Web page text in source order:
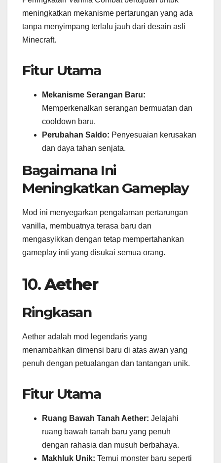
meningkatkan mekanisme pertarungan yang ada
tanpa menyimpang terlalu jauh dari desain asli
Minecraft.
Fitur Utama
Mekanisme Serangan Baru:
Memperkenalkan serangan bermuatan dan
cooldown baru.
Perubahan Saldo: Penyesuaian kerusakan
dan daya tahan senjata.
Bagaimana Ini
Meningkatkan Gameplay
Mod ini menyegarkan pengalaman pertarungan
vanilla, membuatnya terasa baru dan
mengasyikkan dengan tetap mempertahankan
gameplay inti yang disukai semua orang.
10.Aether
Ringkasan
Aether adalah mod legendaris yang
menambahkan dimensi baru di atas awan yang
penuh dengan petualangan dan tantangan unik.
Fitur Utama
Ruang Bawah Tanah Aether: Jelajahi
ruang bawah tanah baru yang penuh
dengan rahasia dan musuh berbahaya.
Makhluk Unik: Temui monster baru seperti